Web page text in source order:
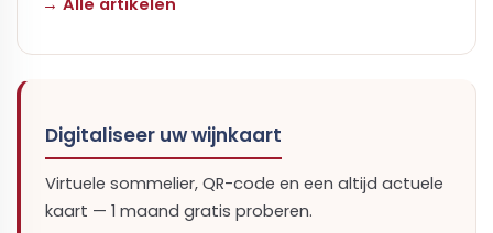
Digitaliseer uw wijnkaart
Virtuele sommelier, QR-code en een altijd actuele
kaart — 1 maand gratis proberen.